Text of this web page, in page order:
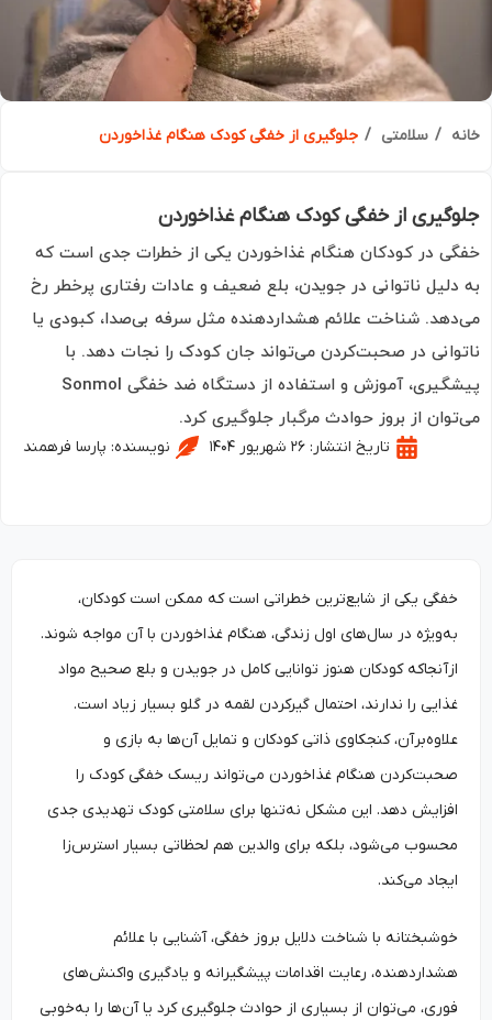
سلامتی جلوگیری از خفگی کودک هنگام غذاخوردن
از خفگی کودک هنگام غذاخوردن
در کودکان هنگام غذاخوردن یکی از خطرات جدی است که
ناتوانی در جویدن، بلع ضعیف و عادات رفتاری پرخطر رخ
شناخت علائم هشداردهنده مثل سرفه بی‌صدا، کبودی یا
در صحبت‌کردن می‌تواند جان کودک را نجات دهد. با
پیشگیری، آموزش و استفاده از دستگاه ضد خفگی Sonmol
از بروز حوادث مرگبار جلوگیری کرد.
تاریخ انتشار: ۲۶ شهریور ۱۴۰۴ نویسنده:پارسا فرهمند
خفگی یکی از شایع‌ترین خطراتی است که ممکن است کودکان،
به‌ویژه در سال‌های اول زندگی، هنگام غذاخوردن با آن مواجه شوند.
ازآنجاکه کودکان هنوز توانایی کامل در جویدن و بلع صحیح مواد
غذایی را ندارند، احتمال گیرکردن لقمه در گلو بسیار زیاد است.
علاوه‌برآن، کنجکاوی ذاتی کودکان و تمایل آن‌ها به بازی و
صحبت‌کردن هنگام غذاخوردن می‌تواند ریسک خفگی کودک را
افزایش دهد. این مشکل نه‌تنها برای سلامتی کودک تهدیدی جدی
محسوب می‌شود، بلکه برای والدین هم لحظاتی بسیار استرس‌زا
ایجاد می‌کند.
خوشبختانه با شناخت دلایل بروز خفگی، آشنایی با علائم
هشداردهنده، رعایت اقدامات پیشگیرانه و یادگیری واکنش‌های
فوری، می‌توان از بسیاری از حوادث جلوگیری کرد یا آن‌ها را به‌خوبی